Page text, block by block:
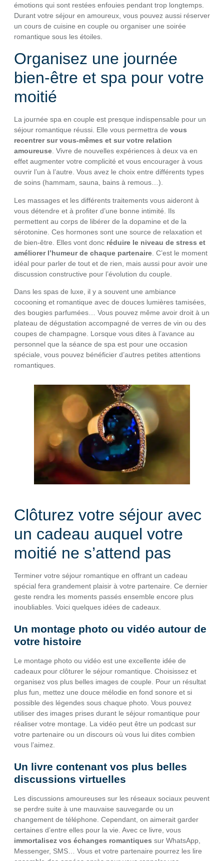
émotions qui sont restées enfouies pendant trop longtemps.
Durant votre séjour en amoureux, vous pouvez aussi réserver
un cours de cuisine en couple ou organiser une soirée
romantique sous les étoiles.
Organisez une journée
bien-être et spa pour votre
moitié
La journée spa en couple est presque indispensable pour un
séjour romantique réussi. Elle vous permettra de vous
recentrer sur vous-mêmes et sur votre relation
amoureuse . Vivre de nouvelles expériences à deux va en
effet augmenter votre complicité et vous encourager à vous
ouvrir l’un à l’autre. Vous avez le choix entre différents types
de soins (hammam, sauna, bains à remous…).
Les massages et les différents traitements vous aideront à
vous détendre et à profiter d’une bonne intimité. Ils
permettent au corps de libérer de la dopamine et de la
sérotonine. Ces hormones sont une source de relaxation et
de bien-être. Elles vont donc réduire le niveau de stress et
améliorer l’humeur de chaque partenaire . C’est le moment
idéal pour parler de tout et de rien, mais aussi pour avoir une
discussion constructive pour l’évolution du couple.
Dans les spas de luxe, il y a souvent une ambiance
cocooning et romantique avec de douces lumières tamisées,
des bougies parfumées… Vous pouvez même avoir droit à un
plateau de dégustation accompagné de verres de vin ou des
coupes de champagne. Lorsque vous dites à l’avance au
personnel que la séance de spa est pour une occasion
spéciale, vous pouvez bénéficier d’autres petites attentions
romantiques.
Clôturez votre séjour avec
un cadeau auquel votre
moitié ne s’attend pas
Terminer votre séjour romantique en offrant un cadeau
spécial fera grandement plaisir à votre partenaire. Ce dernier
geste rendra les moments passés ensemble encore plus
inoubliables. Voici quelques idées de cadeaux.
Un montage photo ou vidéo autour de
votre histoire
Le montage photo ou vidéo est une excellente idée de
cadeaux pour clôturer le séjour romantique. Choisissez et
organisez vos plus belles images de couple. Pour un résultat
plus fun, mettez une douce mélodie en fond sonore et si
possible des légendes sous chaque photo. Vous pouvez
utiliser des images prises durant le séjour romantique pour
réaliser votre montage. La vidéo peut être un podcast sur
votre partenaire ou un discours où vous lui dites combien
vous l’aimez.
Un livre contenant vos plus belles
discussions virtuelles
Les discussions amoureuses sur les réseaux sociaux peuvent
se perdre suite à une mauvaise sauvegarde ou un
changement de téléphone. Cependant, on aimerait garder
certaines d’entre elles pour la vie. Avec ce livre, vous
immortalisez vos échanges romantiques sur WhatsApp,
Messenger, SMS… Vous et votre partenaire pourrez les lire